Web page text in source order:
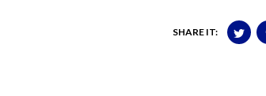
SHARE IT: